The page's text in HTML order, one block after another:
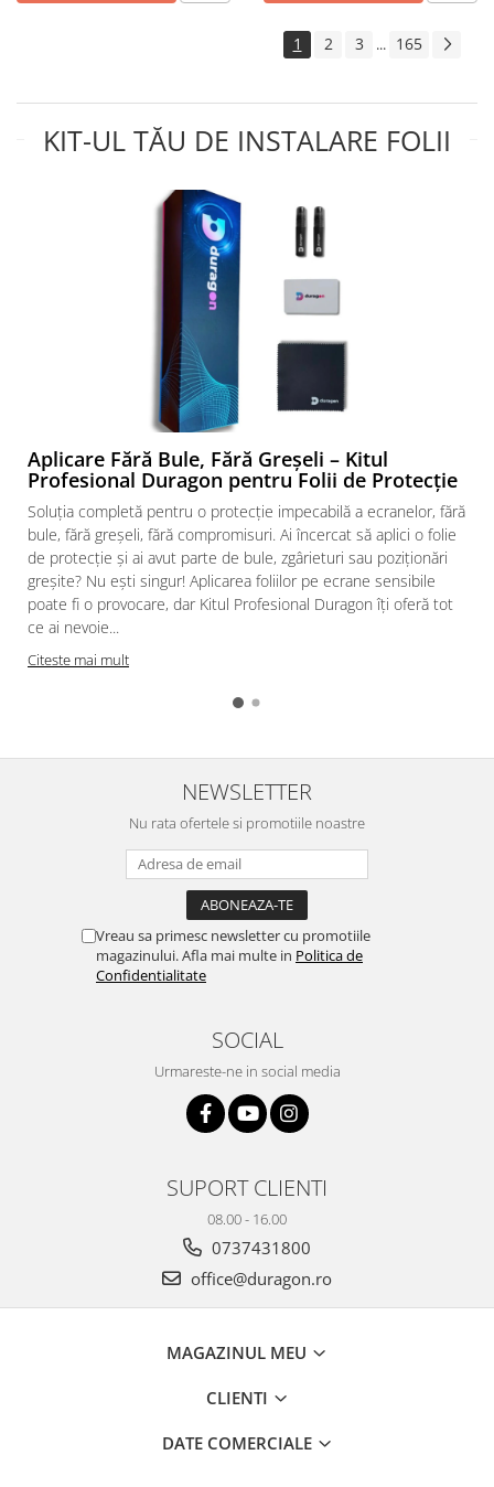
1 2 3 ... 165
KIT-UL TĂU DE INSTALARE FOLII
Aplicare Fără Bule, Fără Greșeli – Kitul
Profesional Duragon pentru Folii de Protecție
Soluția completă pentru o protecție impecabilă a ecranelor, fără
bule, fără greșeli, fără compromisuri. Ai încercat să aplici o folie
de protecție și ai avut parte de bule, zgârieturi sau poziționări
greșite? Nu ești singur! Aplicarea foliilor pe ecrane sensibile
poate fi o provocare, dar Kitul Profesional Duragon îți oferă tot
ce ai nevoie...
Citeste mai mult
NEWSLETTER
Nu rata ofertele si promotiile noastre
Vreau sa primesc newsletter cu promotiile
magazinului. Afla mai multe in Politica de
Confidentialitate
SOCIAL
Urmareste-ne in social media
SUPORT CLIENTI
08.00 - 16.00
0737431800
office@duragon.ro
MAGAZINUL MEU
CLIENTI
DATE COMERCIALE